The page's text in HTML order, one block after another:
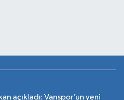
açıkladı: Vanspor’un yeni